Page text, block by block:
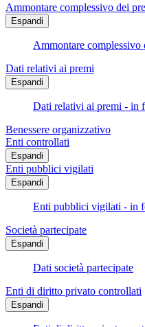
Ammontare complessivo dei
Espandi
Ammontare
Dati relativi ai premi
Espandi
Dati relativi ai premi - in
Benessere organizzativo
Enti controllati
Espandi
Enti pubblici vigilati
Espandi
Enti pubblici vigilati - in
Società partecipate
Espandi
Dati società partecipate
Enti di diritto privato controllati
Espandi